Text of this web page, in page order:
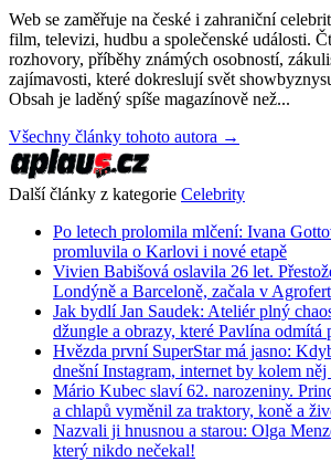
Web se zaměřuje na české i zahraniční
film, televizi, hudbu a společenské události.
rozhovory, příběhy známých osobností,
zajímavosti, které dokreslují svět
Obsah je laděný spíše magazínově než...
Všechny články tohoto autora →
Další články z kategorie Celebrity
Po letech prolomila mlčení: Ivana
promluvila o Karlovi i nové etapě
Vivien Babišová oslavila 26 let.
Londýně a Barceloně, začala v
Jak bydlí Jan Saudek: Ateliér plný
džungle a obrazy, které Pavlína odmítá
Hvězda první SuperStar má jasno:
dnešní Instagram, internet by kolem něj
Mário Kubec slaví 62. narozeniny.
a chlapů vyměnil za traktory, koně a
Nazvali ji hnusnou a starou: Olga
který nikdo nečekal!